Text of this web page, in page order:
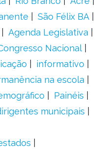
São Félix BA
Agenda Legislativa
Nacional
informativo
na escola
Painéis
municipais